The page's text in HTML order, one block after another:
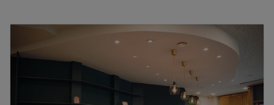
–16:00
09:00
16:00
Donnerstag
09:00
16:00
09:00
09:00 – 15:00